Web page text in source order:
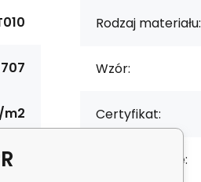
m2
Rodzaj materiału:
Wzór:
Certyfikat:
Przeznaczenie: